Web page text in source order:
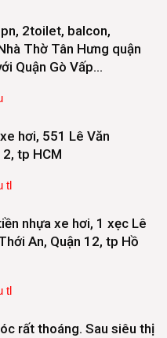
2toilet, balcon,
Thờ Tân Hưng quận
Quận Gò Vấp…
hơi, 551 Lê Văn
tp HCM
tl
nhựa xe hơi, 1 xẹc Lê
An, Quận 12, tp Hồ
tl
rất thoáng. Sau siêu thị